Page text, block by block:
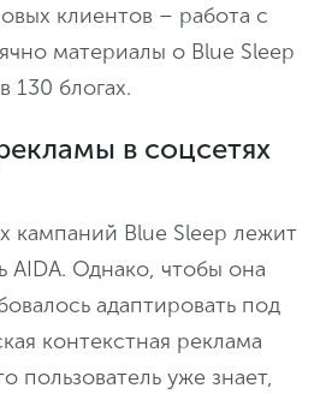
клиентов – работа с
материалы о Blue Sleep
130 блогах.
в соцсетях
кампаний Blue Sleep лежит
AIDA. Однако, чтобы она
адаптировать под
контекстная реклама
пользователь уже знает,